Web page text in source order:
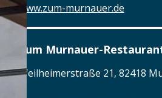
www.zum-murnauer.de
Zum Murnauer-
Weilheimerstraße 21, 82418